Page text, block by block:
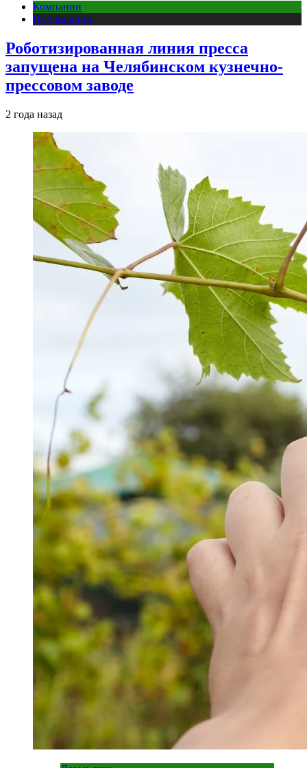
Компании
Публикации
Роботизированная линия пресса
запущена на Челябинском кузнечно-
прессовом заводе
2 года назад